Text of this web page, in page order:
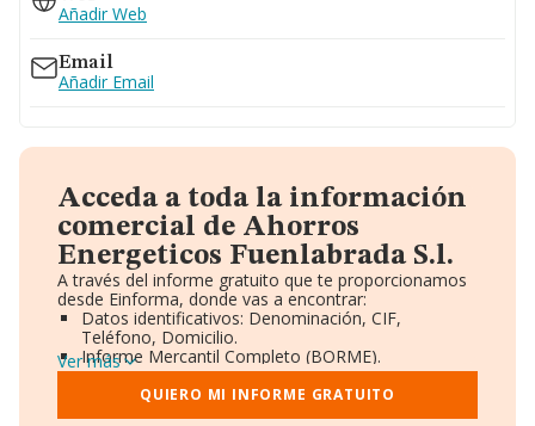
Añadir Web
Email
Añadir Email
Acceda a toda la información
comercial de Ahorros
Energeticos Fuenlabrada S.l.
A través del informe gratuito que te proporcionamos
desde Einforma, donde vas a encontrar:
Datos identificativos: Denominación, CIF,
Teléfono, Domicilio.
Informe Mercantil Completo (BORME).
Gráficos de Evolución Ventas y Empleados.
Consejo de Administración y Administradores.
Directivos y Ejecutivos.
Ver más
QUIERO MI INFORME GRATUITO